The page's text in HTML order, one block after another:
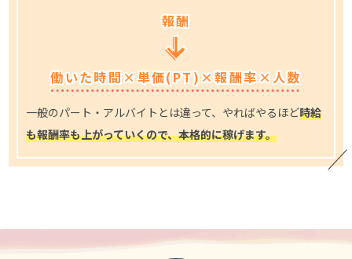
報酬
働いた時間×単価(PT)×報酬率×人数
一般のパート・アルバイトとは違って、やればやるほど時給
も報酬率も上がっていくので、本格的に稼げます。